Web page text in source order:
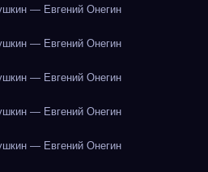
— Евгений Онегин
— Евгений Онегин
— Евгений Онегин
— Евгений Онегин
— Евгений Онегин